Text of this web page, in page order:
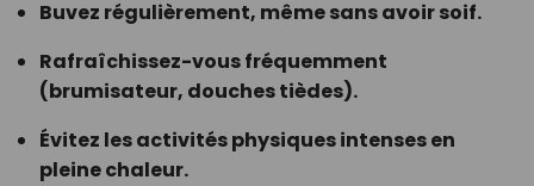
Buvez régulièrement, même sans avoir soif.
Rafraîchissez-vous fréquemment
(brumisateur, douches tièdes).
Évitez les activités physiques intenses en
pleine chaleur.